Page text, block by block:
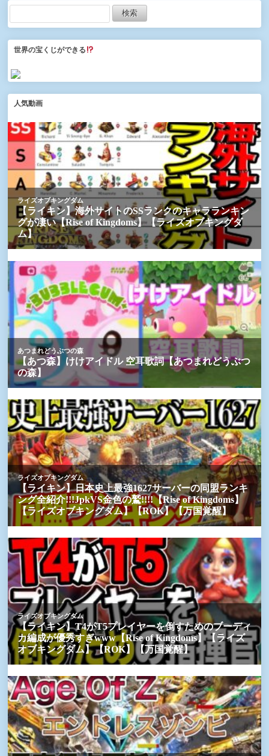
世界の宝くじができる
人気動画